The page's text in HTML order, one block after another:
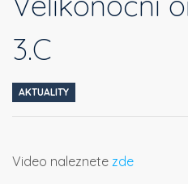
3.C
AKTUALITY
Video naleznete zde